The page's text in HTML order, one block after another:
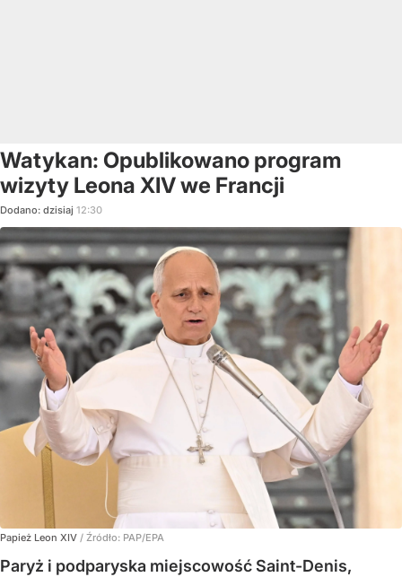
Watykan: Opublikowano program
wizyty Leona XIV we Francji
Dodano: dzisiaj 12:30
Papież Leon XIV / Źródło: PAP/EPA
Paryż i podparyska miejscowość Saint-Denis,